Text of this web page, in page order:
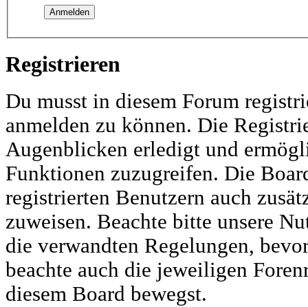
Registrieren
Du musst in diesem Forum
anmelden zu können. Die
Augenblicken erledigt und
Funktionen zuzugreifen. Die
registrierten Benutzern auch
zuweisen. Beachte bitte unsere
die verwandten Regelungen,
beachte auch die jeweiligen
diesem Board bewegst.